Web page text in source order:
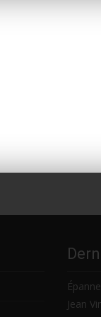
la trêve des
Osez le féminisme
Jean